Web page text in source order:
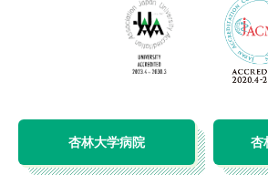
杏林大学病院 杏